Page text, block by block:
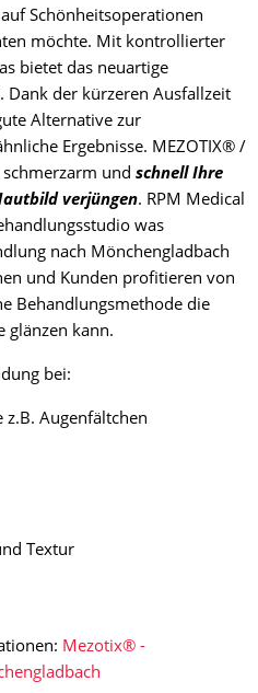
Schönheitsoperationen
möchte. Mit kontrollierter
bietet das neuartige
Dank der kürzeren Ausfallzeit
Alternative zur
Ergebnisse. MEZOTIX® /
schmerzarm und schnell Ihre
verjüngen. RPM Medical
was
nach Mönchengladbach
und Kunden profitieren von
Behandlungsmethode die
glänzen kann.
bei:
Augenfältchen
Textur
Mezotix® -